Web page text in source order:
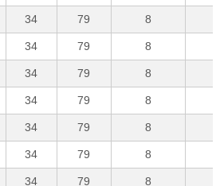
34 79 8
34 79 8
34 79 8
34 79 8
34 79 8
34 79 8
34 79 8